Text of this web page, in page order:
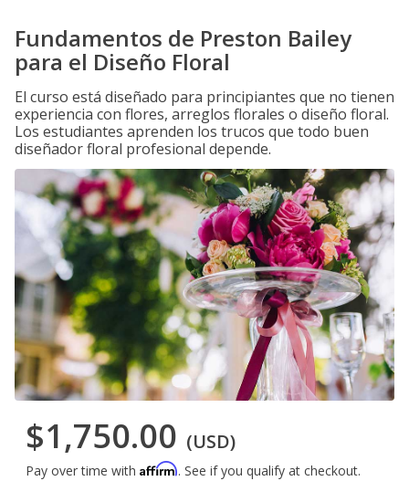
Fundamentos de Preston Bailey
para el Diseño Floral
El curso está diseñado para principiantes que no tienen
experiencia con flores, arreglos florales o diseño floral.
Los estudiantes aprenden los trucos que todo buen
diseñador floral profesional depende.
$1,750.00 (USD)
Pay over time with Affirm. See if you qualify at checkout.